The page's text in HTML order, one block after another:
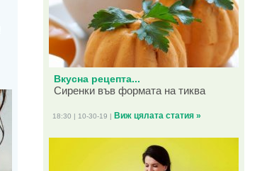
Вкусна рецепта...
Сиренки във формата на тиква
18:30 | 10-30-19 | Виж цялата статия »